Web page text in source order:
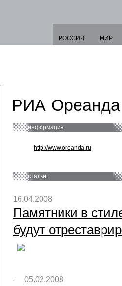
РОССИЯ МИР
РИА Ореанда
информация:
http://www.oreanda.ru
статьи:
16.04.2008
Памятники в
будут
05.02.2008